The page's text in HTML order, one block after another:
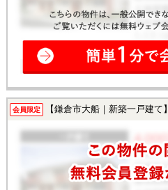
会員限定 【鎌倉市大船｜新築一戸建て】